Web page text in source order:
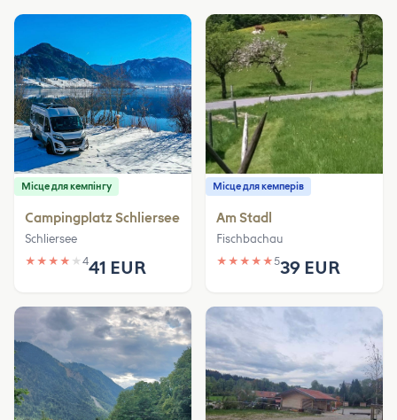
Місце для кемпінгу
Campingplatz Schliersee
Schliersee
★ ★ ★ ★ ★ 441 EUR
Місце для кемперів
Am Stadl
Fischbachau
★ ★ ★ ★ ★539 EUR